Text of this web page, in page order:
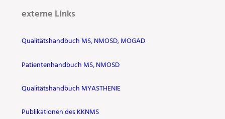
externe Links
Qualitätshandbuch MS, NMOSD, MOGAD
Patientenhandbuch MS, NMOSD
Qualitätshandbuch MYASTHENIE
Publikationen des KKNMS